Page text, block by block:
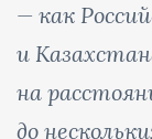
— как
и
на
до